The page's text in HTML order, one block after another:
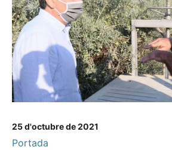
25 d'octubre de 2021
Portada